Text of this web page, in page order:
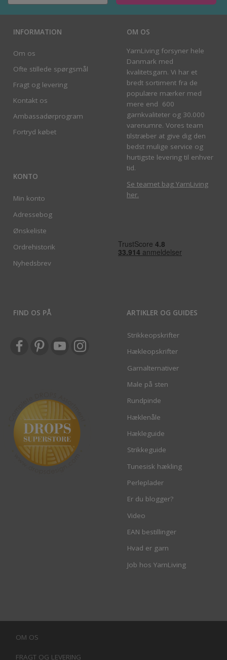
INFORMATION
Om os
Ofte stillede spørgsmål
Fragt og levering
Kontakt os
Ambassadørprogram
Fortryd købet
KONTO
Min konto
Adressebog
Ønskeliste
Ordrehistorik
Nyhedsbrev
OM OS
YarnLiving forsyner hele
Danmark med
kvalitetsgarn. Vi har et
bredt sortiment fra de
populære mærker med
mere end 600
garnkvaliteter og 30.000
varenumre. Vores team
tilstræber at give dig den
bedst mulige service og
hurtigste levering til enhver
tid.
Se teamet bag YarnLiving
her.
FIND OS PÅ ARTIKLER OG GUIDES
Strikkeopskrifter
Hækleopskrifter
Garnalternativer
Male på sten
Rundpinde
Hæklenåle
Hækleguide
Strikkeguide
Tunesisk hækling
Perleplader
Er du blogger?
Video
EAN bestillinger
Hvad er garn
Job hos YarnLiving
OM OS
FRAGT OG LEVERING